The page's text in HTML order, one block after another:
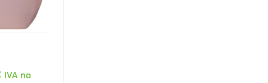
IVA no